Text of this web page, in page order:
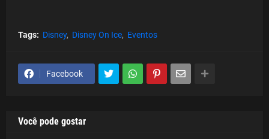
Tags: Disney Disney On Ice Eventos
Facebook
Você pode gostar